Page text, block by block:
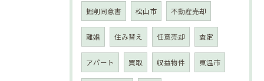
掘削同意書 松山市 不動産売却
離婚 住み替え 任意売却 査定
アパート 買取 収益物件 東温市